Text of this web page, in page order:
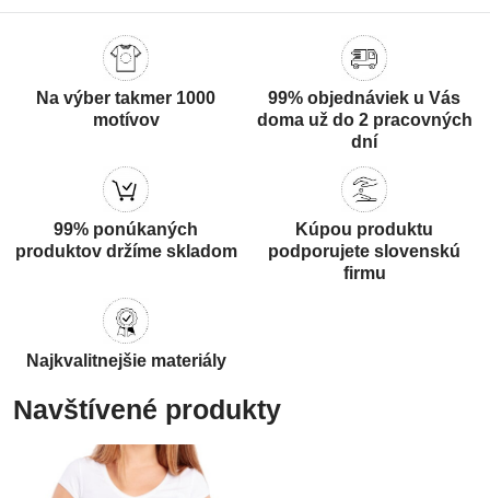
Na výber takmer 1000
motívov
99% objednáviek u Vás
doma už do 2 pracovných
dní
99% ponúkaných
produktov držíme skladom
Kúpou produktu
podporujete slovenskú
firmu
Najkvalitnejšie materiály
Navštívené produkty